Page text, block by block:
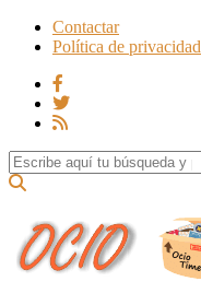
Contactar
Política de privacidad
Search for: